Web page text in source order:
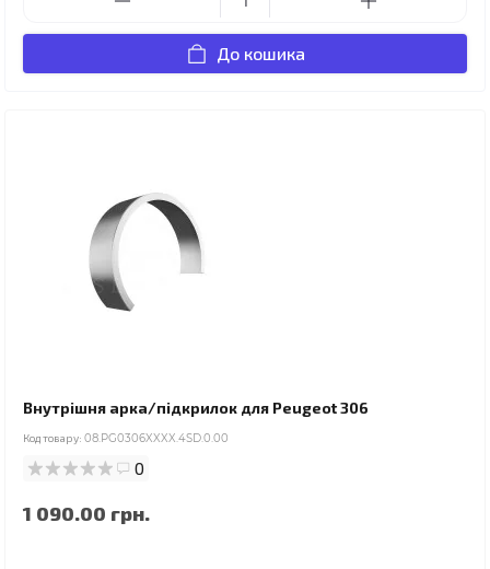
До кошика
Внутрішня арка/підкрилок для Peugeot 306
Код товару: 08.PG0306XXXX.4SD.0.00
0
1 090.00 грн.